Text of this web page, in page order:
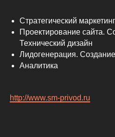
Стратегический маркетинг
Проектирование сайта.
Технический дизайн
Лидогенерация.
Аналитика
http://www.sm-privod.ru